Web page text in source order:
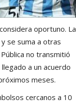
oportuno. La
se suma a otras
no transmitió
a un acuerdo
meses.
cercanos a 10